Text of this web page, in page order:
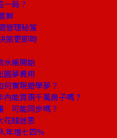
局？
鮮
管理秘笈
策更即時
帳開始
夢費用
實現遊學夢？
能買兩千萬房子嗎？
可能同步嗎？
錢迷思
年增七四％